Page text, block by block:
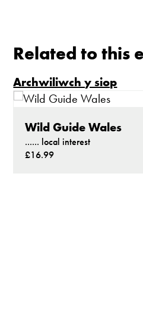
Mawrth - Sadwrn 10 -
Caffi yn cau am 3
Gwyliau banc ar gau
Related to this
Archwiliwch y siop
Wild Guide Wales
...... local interest
£16.99